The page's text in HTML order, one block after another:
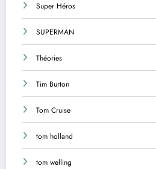
Super Héros
SUPERMAN
Théories
Tim Burton
Tom Cruise
tom holland
tom welling